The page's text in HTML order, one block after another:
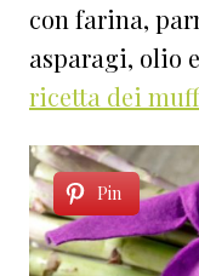
con farina,
asparagi, olio
ricetta dei
Pin